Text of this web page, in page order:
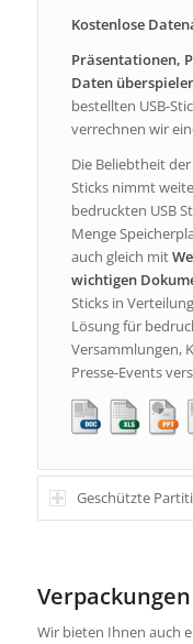
Kostenlose
Präsentationen,
Daten
bestellten USB-
verrechnen wir
Die Beliebtheit
Sticks nimmt
bedruckten USB
Menge
auch gleich mit
wichtigen
Sticks in
Lösung für
Versammlungen,
Presse-Events
Geschützte
Wir bieten Ihnen auch